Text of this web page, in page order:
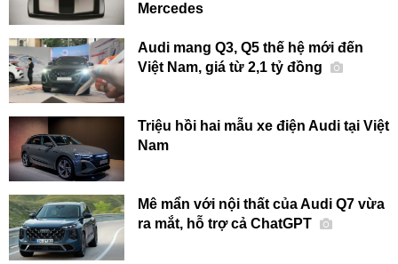
Mercedes
Audi mang Q3, Q5 thế hệ mới đến
Việt Nam, giá từ 2,1 tỷ đồng
Triệu hồi hai mẫu xe điện Audi tại Việt
Nam
Mê mẩn với nội thất của Audi Q7 vừa
ra mắt, hỗ trợ cả ChatGPT